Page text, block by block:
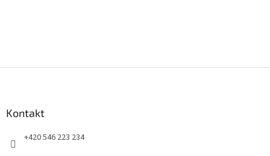
Kontakt
+420 546 223 234